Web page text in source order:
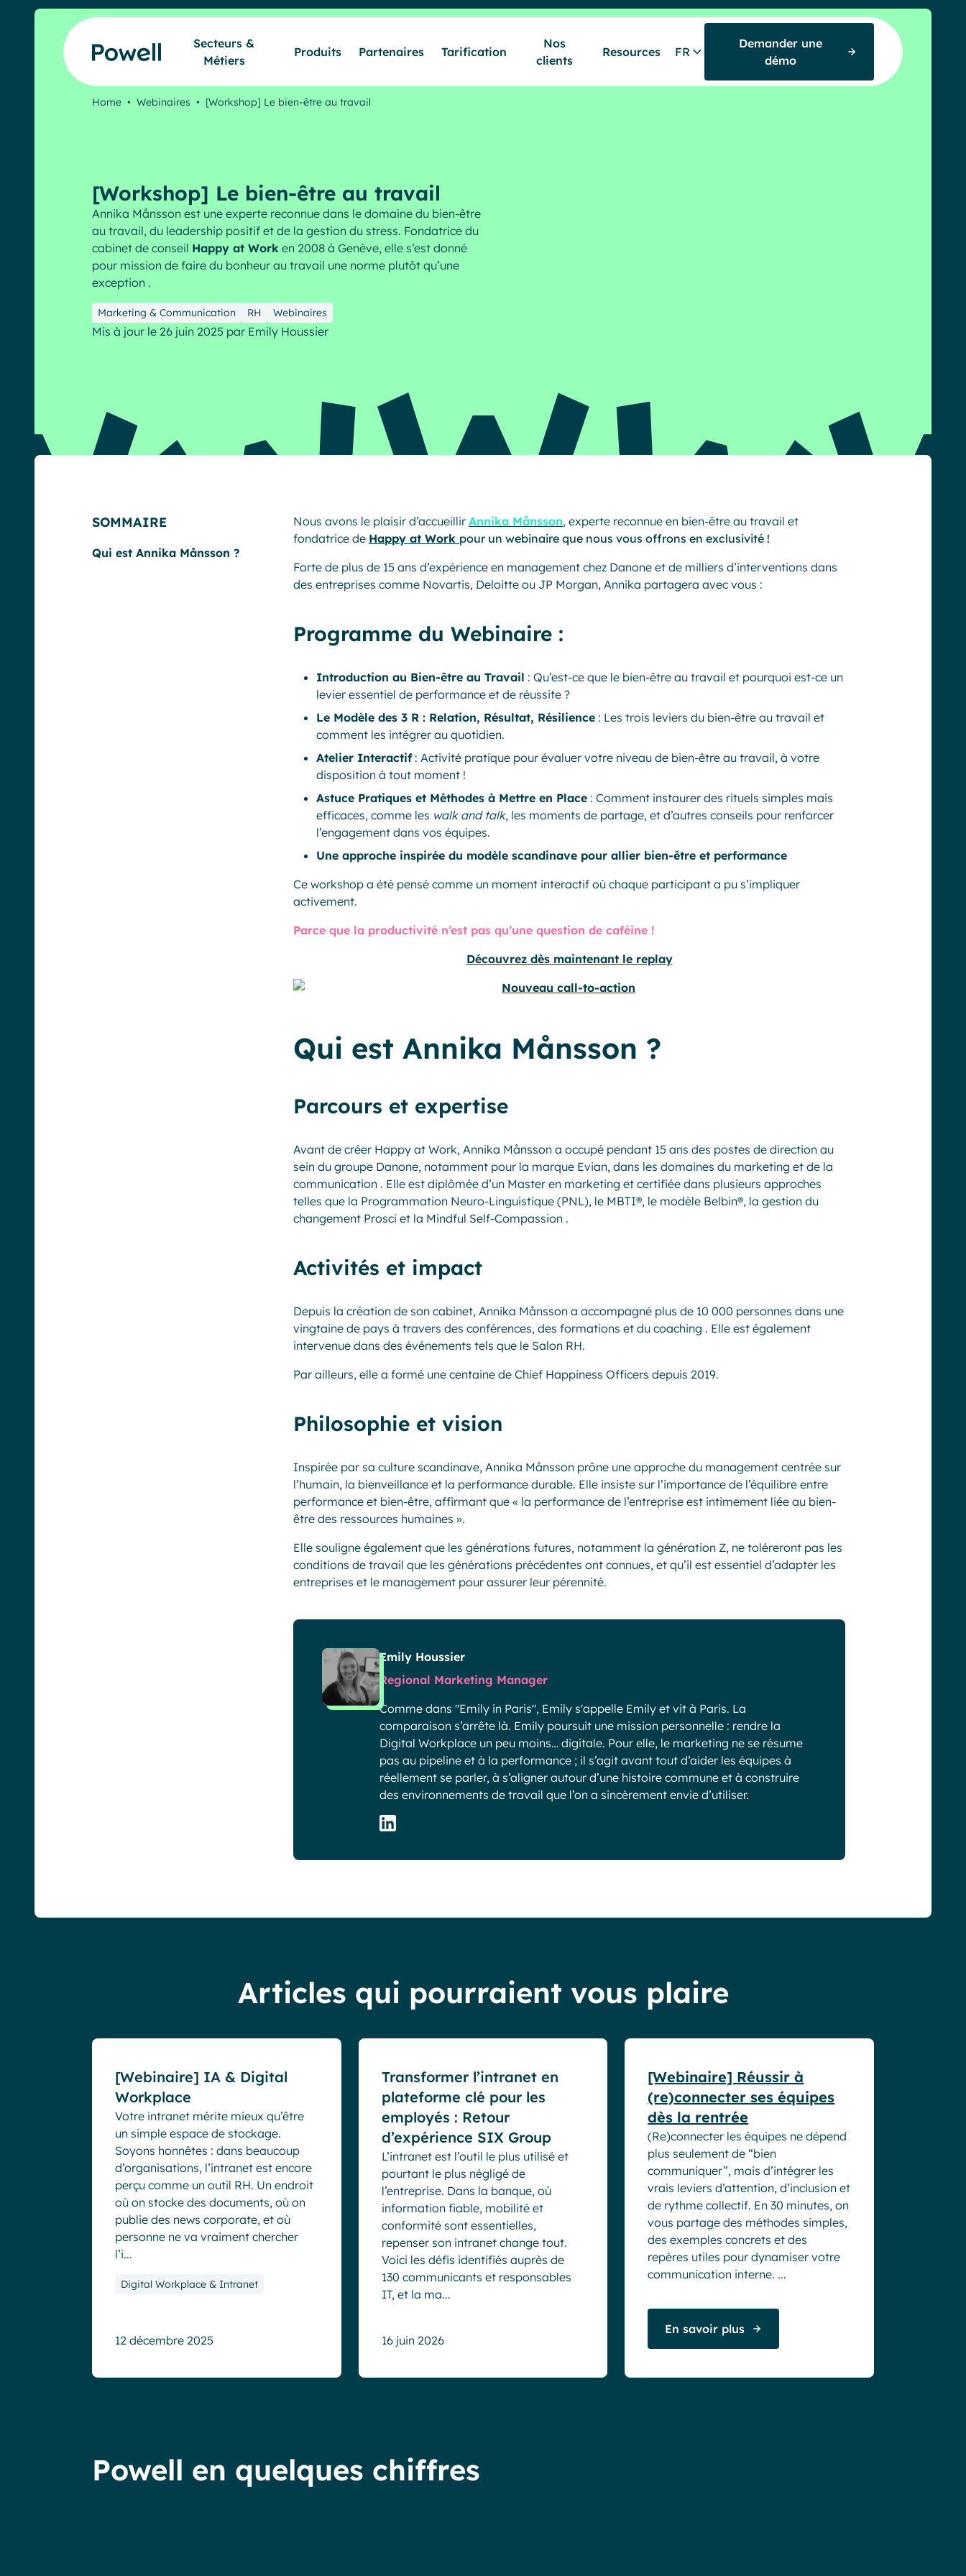
Skip to content
Secteurs &
Métiers
Produits Partenaires Tarification
Nos
clients
Resources
Partenaires
Français
FR
Demander une
démo
Home • Webinaires • [Workshop] Le bien-être au travail
[Workshop] Le bien-être au travail
Annika Månsson est une experte reconnue dans le domaine du bien-être
au travail, du leadership positif et de la gestion du stress. Fondatrice du
cabinet de conseil Happy at Work en 2008 à Genève, elle s’est donné
pour mission de faire du bonheur au travail une norme plutôt qu’une
exception .​
Marketing & Communication RH Webinaires
Mis à jour le 26 juin 2025 par Emily Houssier
SOMMAIRE
Qui est Annika Månsson ?
Nous avons le plaisir d’accueillir Annika Månsson, experte reconnue en bien-être au travail et
fondatrice de Happy at Work pour un webinaire que nous vous offrons en exclusivité !
Forte de plus de 15 ans d’expérience en management chez Danone et de milliers d’interventions dans
des entreprises comme Novartis, Deloitte ou JP Morgan, Annika partagera avec vous :
Programme du Webinaire :
Introduction au Bien-être au Travail : Qu’est-ce que le bien-être au travail et pourquoi est-ce un
levier essentiel de performance et de réussite ?
Le Modèle des 3 R : Relation, Résultat, Résilience : Les trois leviers du bien-être au travail et
comment les intégrer au quotidien.
Atelier Interactif: Activité pratique pour évaluer votre niveau de bien-être au travail, à votre
disposition à tout moment !
Astuce Pratiques et Méthodes à Mettre en Place : Comment instaurer des rituels simples mais
efficaces, comme les walk and talk, les moments de partage, et d’autres conseils pour renforcer
l’engagement dans vos équipes.
Une approche inspirée du modèle scandinave pour allier bien-être et performance
Ce workshop a été pensé comme un moment interactif où chaque participant a pu s’impliquer
activement.
Parce que la productivité n’est pas qu’une question de caféine !
Découvrez dès maintenant le replay
Qui est Annika Månsson ?
Parcours et expertise
Avant de créer Happy at Work, Annika Månsson a occupé pendant 15 ans des postes de direction au
sein du groupe Danone, notamment pour la marque Evian, dans les domaines du marketing et de la
communication . Elle est diplômée d’un Master en marketing et certifiée dans plusieurs approches
telles que la Programmation Neuro-Linguistique (PNL), le MBTI®, le modèle Belbin®, la gestion du
changement Prosci et la Mindful Self-Compassion .
Activités et impact
Depuis la création de son cabinet, Annika Månsson a accompagné plus de 10 000 personnes dans une
vingtaine de pays à travers des conférences, des formations et du coaching . Elle est également
intervenue dans des événements tels que le Salon RH.
Par ailleurs, elle a formé une centaine de Chief Happiness Officers depuis 2019.
Philosophie et vision
Inspirée par sa culture scandinave, Annika Månsson prône une approche du management centrée sur
l’humain, la bienveillance et la performance durable. Elle insiste sur l’importance de l’équilibre entre
performance et bien-être, affirmant que « la performance de l’entreprise est intimement liée au bien-
être des ressources humaines ».
Elle souligne également que les générations futures, notamment la génération Z, ne toléreront pas les
conditions de travail que les générations précédentes ont connues, et qu’il est essentiel d’adapter les
entreprises et le management pour assurer leur pérennité.
Emily Houssier
Regional Marketing Manager
Comme dans "Emily in Paris", Emily s'appelle Emily et vit à Paris. La
comparaison s’arrête là. Emily poursuit une mission personnelle : rendre la
Digital Workplace un peu moins… digitale. Pour elle, le marketing ne se résume
pas au pipeline et à la performance ; il s’agit avant tout d’aider les équipes à
réellement se parler, à s’aligner autour d’une histoire commune et à construire
des environnements de travail que l’on a sincèrement envie d’utiliser.
Articles qui pourraient vous plaire
[Webinaire] IA & Digital
Workplace
Votre intranet mérite mieux qu’être
un simple espace de stockage.
Soyons honnêtes : dans beaucoup
d’organisations, l’intranet est encore
perçu comme un outil RH. Un endroit
où on stocke des documents, où on
publie des news corporate, et où
personne ne va vraiment chercher
l’i...
Digital Workplace & Intranet
12 décembre 2025
Webinaires
Transformer l’intranet en
plateforme clé pour les
employés : Retour
d’expérience SIX Group
L’intranet est l’outil le plus utilisé et
pourtant le plus négligé de
l’entreprise. Dans la banque, où
information fiable, mobilité et
conformité sont essentielles,
repenser son intranet change tout.
Voici les défis identifiés auprès de
130 communicants et responsables
IT, et la ma...
16 juin 2026
Webinaires
[Webinaire] Réussir à
(re)connecter ses équipes
dès la rentrée
(Re)connecter les équipes ne dépend
plus seulement de “bien
communiquer”, mais d’intégrer les
vrais leviers d’attention, d’inclusion et
de rythme collectif. En 30 minutes, on
vous partage des méthodes simples,
des exemples concrets et des
repères utiles pour dynamiser votre
communication interne. ...
En savoir plus
Powell en quelques chiffres
d’adoption
des